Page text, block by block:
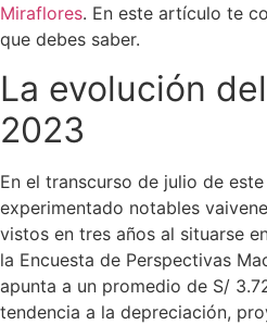
Miraflores. En este artículo te
que debes saber.
La evolución
2023
En el transcurso de julio de
experimentado notables
vistos en tres años al situarse
la Encuesta de Perspectivas
apunta a un promedio de S/
tendencia a la depreciación,